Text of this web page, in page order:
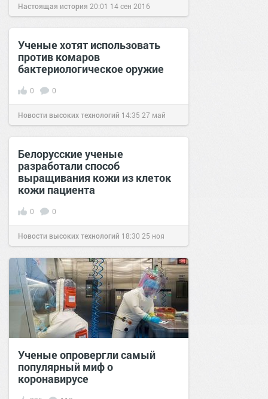
Настоящая история 20:01 14 сен 2016
Ученые хотят использовать
против комаров
бактериологическое оружие
0 0
Новости высоких технологий 14:35 27 май
2016
Белорусские ученые
разработали способ
выращивания кожи из клеток
кожи пациента
0 0
Новости высоких технологий 18:30 25 ноя
2016
Ученые опровергли самый
популярный миф о
коронавирусе